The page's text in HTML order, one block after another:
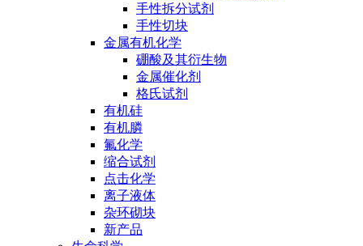
手性拆分试剂
手性切块
金属有机化学
硼酸及其衍生物
金属催化剂
格氏试剂
有机硅
有机膦
氟化学
缩合试剂
点击化学
离子液体
杂环砌块
新产品